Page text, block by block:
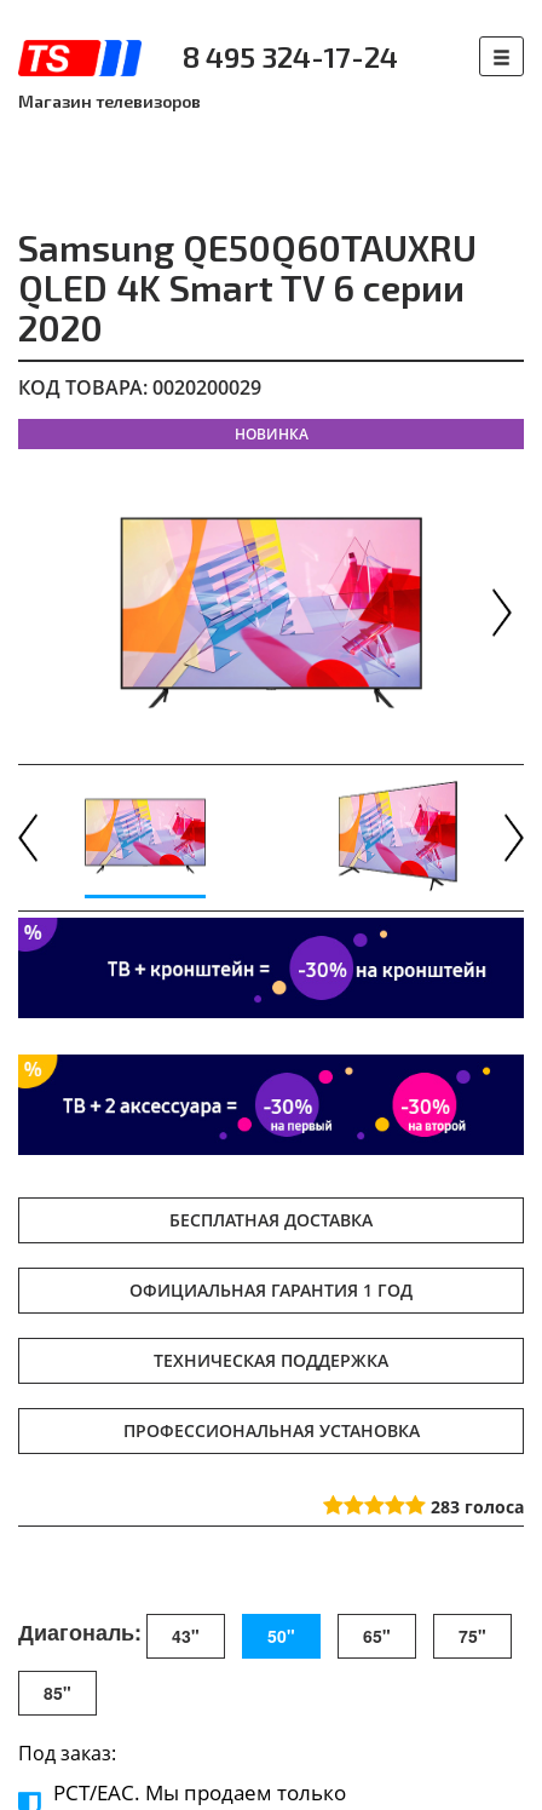
8 495 324-17-24
Магазин телевизоров
Samsung QE50Q60TAUXRU
QLED 4K Smart TV 6 серии
2020
КОД ТОВАРА: 0020200029
НОВИНКА
БЕСПЛАТНАЯ ДОСТАВКА
ОФИЦИАЛЬНАЯ ГАРАНТИЯ 1 ГОД
ТЕХНИЧЕСКАЯ ПОДДЕРЖКА
ПРОФЕССИОНАЛЬНАЯ УСТАНОВКА
283 голоса
Диагональ: 43" 50" 65" 75"
85"
Под заказ:
РСТ/ЕАС. Мы продаем только